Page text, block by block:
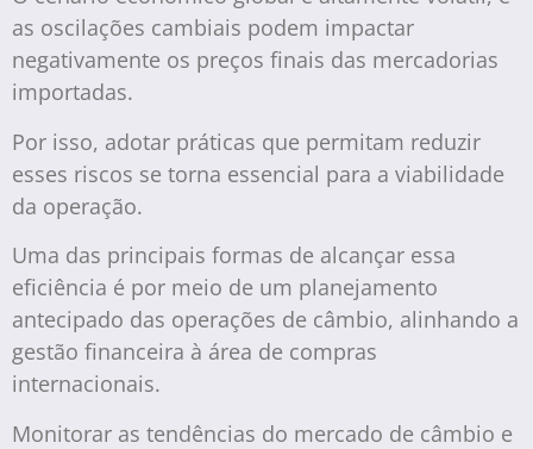
as oscilações cambiais podem impactar
negativamente os preços finais das mercadorias
importadas.
Por isso, adotar práticas que permitam reduzir
esses riscos se torna essencial para a viabilidade
da operação.
Uma das principais formas de alcançar essa
eficiência é por meio de um planejamento
antecipado das operações de câmbio, alinhando a
gestão financeira à área de compras
internacionais.
Monitorar as tendências do mercado de câmbio e